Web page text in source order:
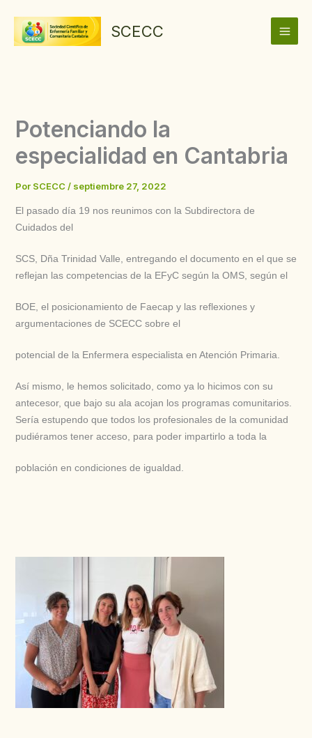
contenido
SCECC
Potenciando la
especialidad en Cantabria
Por SCECC / septiembre 27, 2022
El pasado día 19 nos reunimos con la Subdirectora de
Cuidados del
SCS, Dña Trinidad Valle, entregando el documento en el que se
reflejan las competencias de la EFyC según la OMS, según el
BOE, el posicionamiento de Faecap y las reflexiones y
argumentaciones de SCECC sobre el
potencial de la Enfermera especialista en Atención Primaria.
Así mismo, le hemos solicitado, como ya lo hicimos con su
antecesor, que bajo su ala acojan los programas comunitarios.
Sería estupendo que todos los profesionales de la comunidad
pudiéramos tener acceso, para poder impartirlo a toda la
población en condiciones de igualdad.